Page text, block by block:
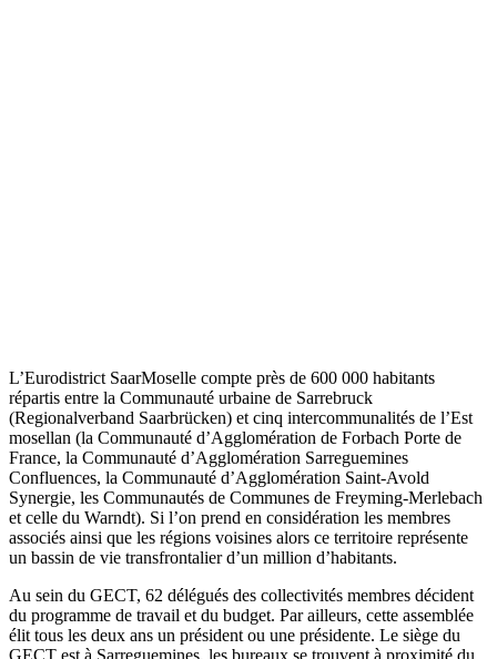
L’Eurodistrict SaarMoselle compte près de 600 000 habitants
répartis entre la Communauté urbaine de Sarrebruck
(Regionalverband Saarbrücken) et cinq intercommunalités de l’Est
mosellan (la Communauté d’Agglomération de Forbach Porte de
France, la Communauté d’Agglomération Sarreguemines
Confluences, la Communauté d’Agglomération Saint-Avold
Synergie, les Communautés de Communes de Freyming-Merlebach
et celle du Warndt). Si l’on prend en considération les membres
associés ainsi que les régions voisines alors ce territoire représente
un bassin de vie transfrontalier d’un million d’habitants.
Au sein du GECT, 62 délégués des collectivités membres décident
du programme de travail et du budget. Par ailleurs, cette assemblée
élit tous les deux ans un président ou une présidente. Le siège du
GECT est à Sarreguemines, les bureaux se trouvent à proximité du